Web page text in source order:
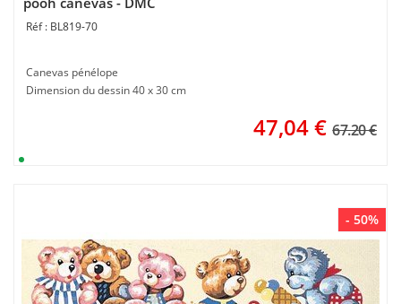
BL819-70
Canevas pénélope
Dimension du dessin 40 x 30 cm
47,04€ 67.20 €
- 50%